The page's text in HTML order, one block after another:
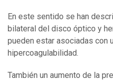
En este sentido se han
bilateral del disco óptico y
pueden estar asociadas con
hipercoagulabilidad.
También un aumento de la